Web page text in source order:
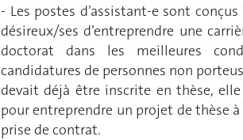
- Les postes d’assistant-e sont
désireux/ses d’entreprendre une
doctorat dans les meilleures
candidatures de personnes non
devait déjà être inscrite en thèse,
pour entreprendre un projet de thèse
prise de contrat.